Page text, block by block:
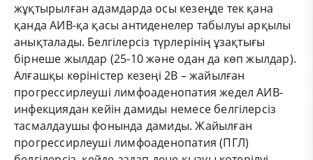
жұқтырылған адамдарда осы кезеңде тек қана
қанда АИВ-қа қасы антиденелер табылуы арқылы
анықталады. Белгілерсіз түрлерінің ұзақтығы
бірнеше жылдар (25-10 және одан да көп жылдар).
Алғашқы көріністер кезеңі 2В – жайылған
прогрессирлеуші лимфоаденопатия жедел АИВ-
инфекциядан кейін дамиды немесе белгілерсіз
тасмалдаушы фонында дамиды. Жайылған
прогрессирлеуші лимфоаденопатия (ПГЛ)